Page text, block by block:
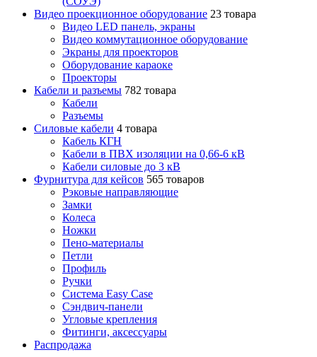
Видео проекционное оборудование 23 товара
Видео LED панель, экраны
Видео коммутационное оборудование
Экраны для проекторов
Оборудование караоке
Проекторы
Кабели и разъемы 782 товара
Кабели
Разъемы
Силовые кабели 4 товара
Кабель КГН
Кабели в ПВХ изоляции на 0,66-6 кВ
Кабели силовые до 3 кВ
Фурнитура для кейсов 565 товаров
Рэковые направляющие
Замки
Колеса
Ножки
Пено-материалы
Петли
Профиль
Ручки
Система Easy Case
Сэндвич-панели
Угловые крепления
Фитинги, аксессуары
Распродажа